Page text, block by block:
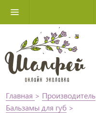
Главная > Производитель
Бальзамы для губ >